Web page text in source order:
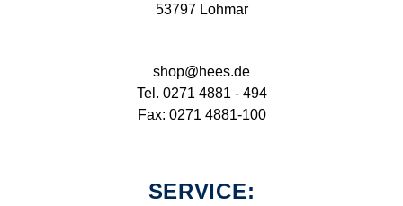
53797 Lohmar
shop@hees.de
Tel. 0271 4881 - 494
Fax: 0271 4881-100
SERVICE: